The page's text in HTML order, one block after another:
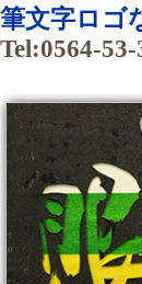
筆文字ロゴ
Tel:0564-53-